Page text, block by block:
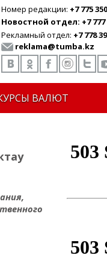
Номер редакции: +7 775
Новостной отдел: +7 777
Рекламный отдел: +7 778
reklama@tumba.kz
ВАЛЮТ